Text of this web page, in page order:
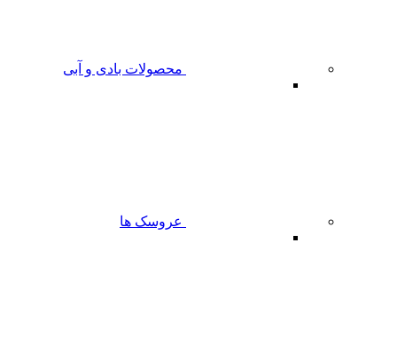
محصولات بادی و آبی
عروسک ها